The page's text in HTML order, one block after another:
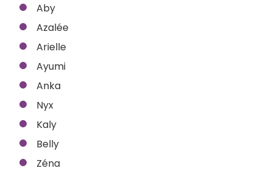
Aby
Azalée
Arielle
Ayumi
Anka
Nyx
Kaly
Belly
Zéna